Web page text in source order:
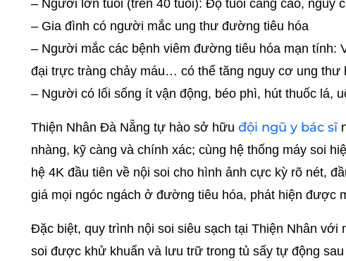
– Người lớn tuổi (trên 40 tuổi): Độ tuổi càng cao, nguy
– Gia đình có người mắc ung thư đường tiêu hóa
– Người mắc các bệnh viêm đường tiêu hóa mạn tính:
đại trực tràng chảy máu… có thể tăng nguy cơ ung thư
– Người có lối sống ít vận động, béo phì, hút thuốc lá,
Thiện Nhân Đà Nẵng tự hào sở hữu đội ngũ y bác sĩ
nhàng, kỹ càng và chính xác; cùng hệ thống máy soi
hệ 4K đầu tiên về nội soi cho hình ảnh cực kỳ rõ nét,
giá mọi ngóc ngách ở đường tiêu hóa, phát hiện được
Đặc biệt, quy trình nội soi siêu sạch tại Thiện Nhân
soi được khử khuẩn và lưu trữ trong tủ sấy tự động